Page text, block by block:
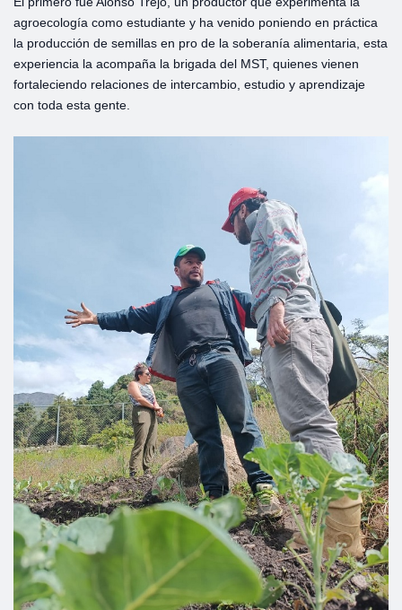
agroecología como estudiante y ha venido poniendo en práctica
la producción de semillas en pro de la soberanía alimentaria, esta
experiencia la acompaña la brigada del MST, quienes vienen
fortaleciendo relaciones de intercambio, estudio y aprendizaje
con toda esta gente.